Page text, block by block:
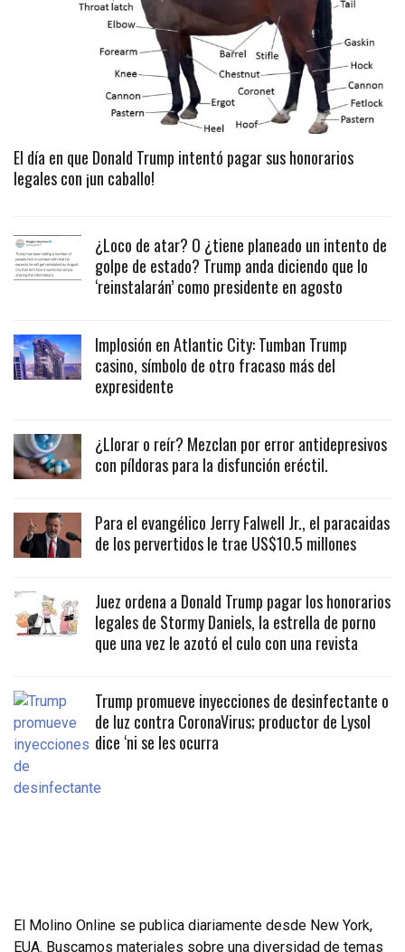
El día en que Donald Trump intentó pagar sus honorarios
legales con ¡un caballo!
¿Loco de atar? O ¿tiene planeado un intento de
golpe de estado? Trump anda diciendo que lo
‘reinstalarán’ como presidente en agosto
Implosión en Atlantic City: Tumban Trump
casino, símbolo de otro fracaso más del
expresidente
¿Llorar o reír? Mezclan por error antidepresivos
con píldoras para la disfunción eréctil.
Para el evangélico Jerry Falwell Jr., el paracaidas
de los pervertidos le trae US$10.5 millones
Juez ordena a Donald Trump pagar los honorarios
legales de Stormy Daniels, la estrella de porno
que una vez le azotó el culo con una revista
Trump promueve inyecciones de desinfectante o
de luz contra CoronaVirus; productor de Lysol
dice ‘ni se les ocurra
El Molino Online se publica diariamente desde New York,
EUA. Buscamos materiales sobre una diversidad de temas